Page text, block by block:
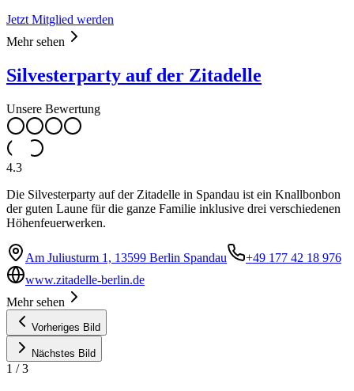
Jetzt Mitglied werden
Mehr sehen
Silvesterparty auf der Zitadelle
Unsere Bewertung
4.3
Die Silvesterparty auf der Zitadelle in Spandau ist ein Knallbonbon
der guten Laune für die ganze Familie inklusive drei verschiedenen
Höhenfeuerwerken.
Am Juliusturm 1, 13599 Berlin Spandau
+49 177 42 18 976
www.zitadelle-berlin.de
Mehr sehen
Vorheriges Bild
Nächstes Bild
1 /3